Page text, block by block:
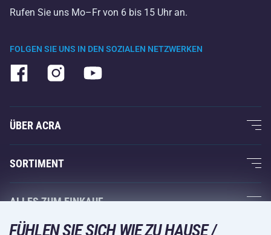
FOLGEN SIE UNS IN DEN SOZIALEN NETZWERKEN
Rufen Sie uns Mo–Fr von 6 bis 15 Uhr an.
ÜBER ACRA
Über uns
Acra-Garantie
Kontakte
Großhandel
SORTIMENT
Fitness und Krafttraining
Racketsportarten
ALLES ZUM EINKAUF
FÜHLEN SIE SICH WIE ZU HAUSE /